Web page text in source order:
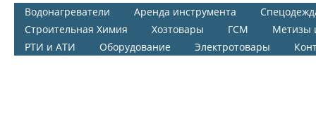
Водонагреватели Аренда инструмента
Строительная Химия
Хозтовары ГСМ
Метизы
РТИ и АТИ
Оборудование Электротовары